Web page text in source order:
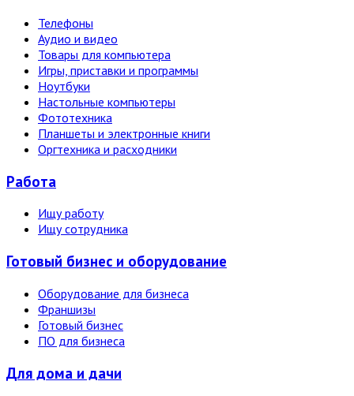
Телефоны
Аудио и видео
Товары для компьютера
Игры, приставки и программы
Ноутбуки
Настольные компьютеры
Фототехника
Планшеты и электронные книги
Оргтехника и расходники
Работа
Ищу работу
Ищу сотрудника
Готовый бизнес и оборудование
Оборудование для бизнеса
Франшизы
Готовый бизнес
ПО для бизнеса
Для дома и дачи